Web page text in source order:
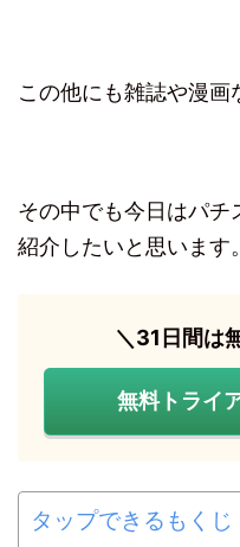
この他にも雑誌や漫画
その中でも今日はパチ
紹介したいと思います。
＼31日間は
無料トライ
タップできるもくじ